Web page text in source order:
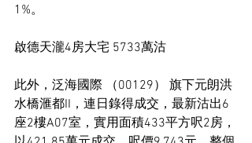
1%。
啟德天瀧4房大宅 5733萬沽
此外，泛海國際 （00129） 旗下元朗洪
水橋滙都II，連日錄得成交，最新沽出6
座2樓A07室，實用面積433平方呎2房，